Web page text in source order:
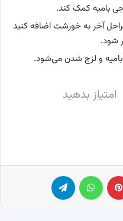
بامیه کمک کند.
آخر به خورشت اضافه کنید
شود.
و لزج شدن می‌شود.
امتیاز بدهید
پینترست